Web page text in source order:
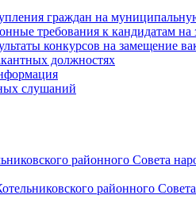
граждан на
требования к кандидатам
конкурсов на замещение
должностях
слушаний
районного Совета
районного